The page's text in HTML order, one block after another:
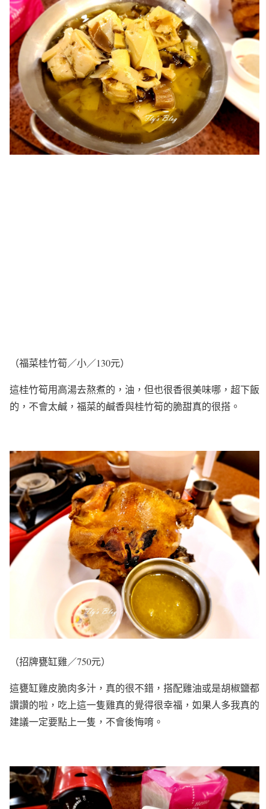
（福菜桂竹筍／小／130元）
這桂竹筍用高湯去熬煮的，油，但也很香很美味哪，超下飯
的，不會太鹹，福菜的鹹香與桂竹筍的脆甜真的很搭。
（招牌甕缸雞／750元）
這甕缸雞皮脆肉多汁，真的很不錯，搭配雞油或是胡椒鹽都
讚讚的啦，吃上這一隻雞真的覺得很幸福，如果人多我真的
建議一定要點上一隻，不會後悔唷。